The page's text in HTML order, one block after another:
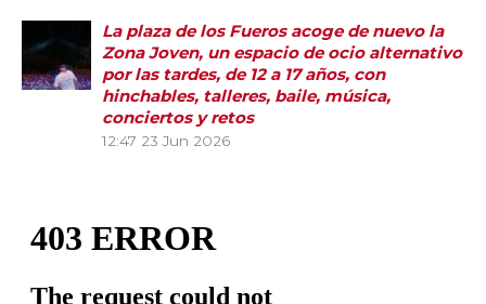
La plaza de los Fueros acoge de nuevo la
Zona Joven, un espacio de ocio alternativo
por las tardes, de 12 a 17 años, con
hinchables, talleres, baile, música,
conciertos y retos
12:47 23 Jun 2026